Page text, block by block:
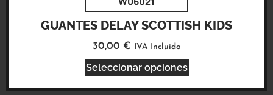
GUANTES DELAY SCOTTISH KIDS
30,00 € IVA Incluido
Seleccionar opciones